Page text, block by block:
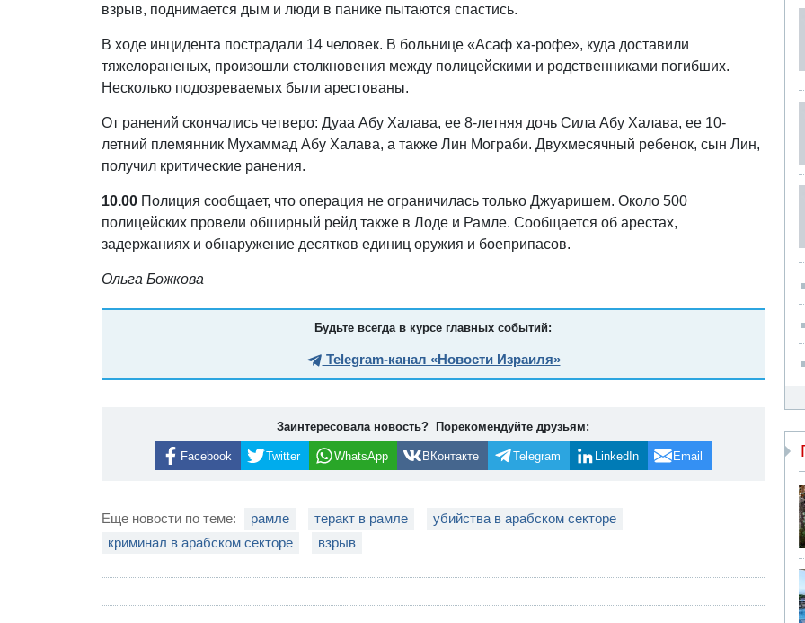
взрыв, поднимается дым и люди в панике пытаются спастись.
В ходе инцидента пострадали 14 человек. В больнице «Асаф ха-рофе», куда доставили
тяжелораненых, произошли столкновения между полицейскими и родственниками погибших.
Несколько подозреваемых были арестованы.
От ранений скончались четверо: Дуаа Абу Халава, ее 8-летняя дочь Сила Абу Халава, ее 10-
летний племянник Мухаммад Абу Халава, а также Лин Мограби. Двухмесячный ребенок, сын Лин,
получил критические ранения.
10.00 Полиция сообщает, что операция не ограничилась только Джуаришем. Около 500
полицейских провели обширный рейд также в Лоде и Рамле. Сообщается об арестах,
задержаниях и обнаружение десятков единиц оружия и боеприпасов.
Ольга Божкова
Будьте всегда в курсе главных событий:
Telegram-канал «Новости Израиля»
Заинтересовала новость? Порекомендуйте друзьям:
Facebook Twitter WhatsApp ВКонтакте Telegram LinkedIn Email
Еще новости по теме: рамле теракт в рамле
убийства в арабском секторе
криминал в арабском секторе
взрыв